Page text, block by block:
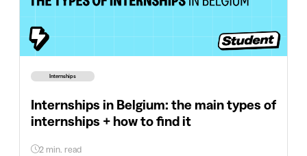
Internships
Internships in Belgium: the main types of
internships + how to find it
2 min. read